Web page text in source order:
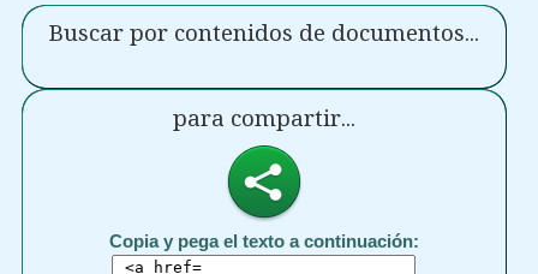
Buscar por contenidos de documentos...
para compartir...
Copia y pega el texto a continuación: